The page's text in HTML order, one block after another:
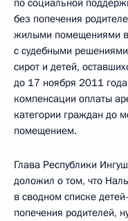
по социальной
без попечения
жилыми помещениями в
с судебными
сирот и детей,
до 17 ноября 2011
компенсации оплаты
категории граждан до
помещением.
Глава Республики
доложил о том, что
в сводном списке
попечения родителей,